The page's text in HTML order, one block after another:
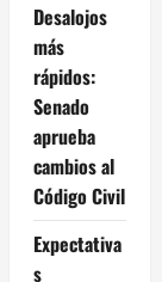
Desalojos
más
rápidos:
Senado
aprueba
cambios al
Código Civil
Expectativa
s